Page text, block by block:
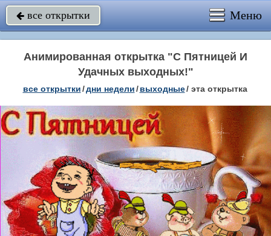
 все открытки Меню
Анимированная открытка "С Пятницей И
Удачных выходных!"
все открытки/дни недели/ выходные/ эта открытка